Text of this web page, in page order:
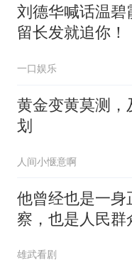
刘德华喊话温碧
留长发就追你！
一口娱乐
黄金变黄莫测，
划
人间小惬意啊
他曾经也是一身
察，也是人民群
雄武看剧